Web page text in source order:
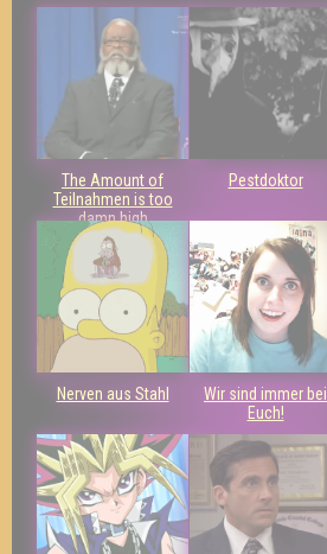
The Amount of
Teilnahmen is too
damn high
Pestdoktor
Nerven aus Stahl
Wir sind immer bei
Euch!